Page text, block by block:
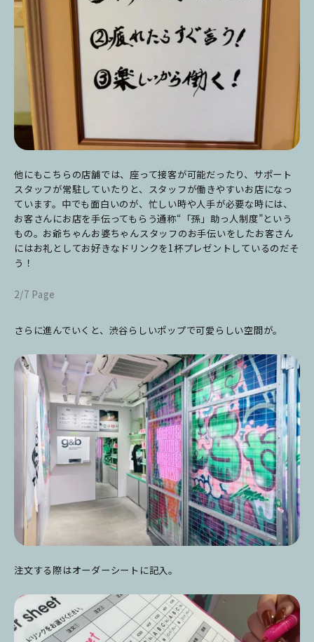
他にもこちらの店舗では、座って接客が可能だったり、サポート
スタッフが常駐していたりと、スタッフが働きやすいお店になっ
ています。中でも面白いのが、忙しい時や人手が必要な時には、
お客さんにお店を手伝ってもらう通称“「孫」助っ人制度”という
もの。お爺ちゃんお婆ちゃんスタッフのお手伝いをしたお客さん
にはお礼としてお好きなドリンクを1杯プレゼントしているのだそ
う！
2/7 Page
さらに進んでいくと、渋谷らしいポップで可愛らしい空間が。
注文する際はオーダーシートに記入。